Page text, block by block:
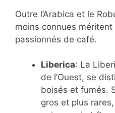
Outre l’Arabica et le
moins connues méritent
passionnés de café.
Liberica: La
de l’Ouest, se
boisés et fumés.
gros et plus